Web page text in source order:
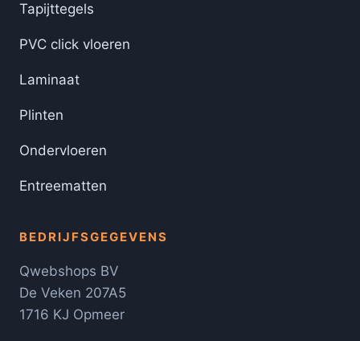
Tapijttegels
PVC click vloeren
Laminaat
Plinten
Ondervloeren
Entreematten
BEDRIJFSGEGEVENS
Qwebshops BV
De Veken 207A5
1716 KJ Opmeer